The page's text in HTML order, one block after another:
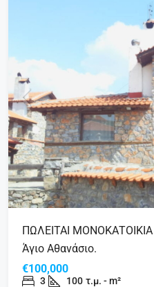
ΠΩΛΕΙΤΑΙ
Άγιο Αθανάσιο.
€100,000
3 100 τ.μ. - m²